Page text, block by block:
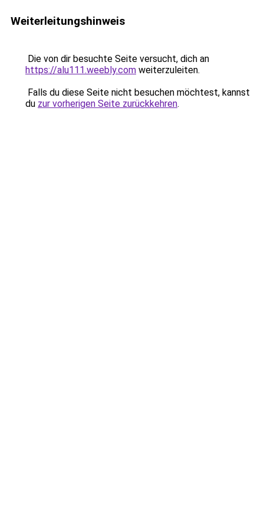
Weiterleitungshinweis
Die von dir besuchte Seite versucht, dich an
https://alu111.weebly.com weiterzuleiten.
Falls du diese Seite nicht besuchen möchtest, kannst
du zur vorherigen Seite zurückkehren.